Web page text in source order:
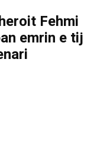
Fehmi
emrin e tij